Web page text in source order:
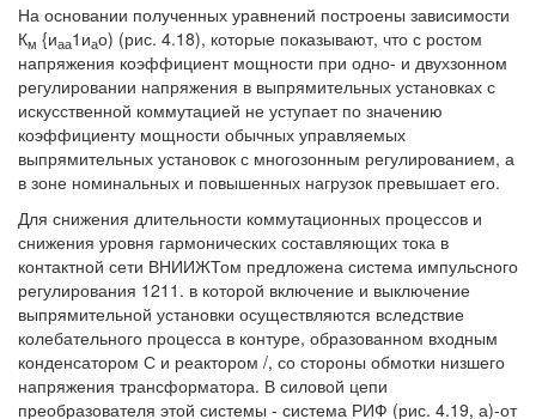
На основании полученных уравнений построены зависимости
Км {иаа1иао) (рис. 4.18), которые показывают, что с ростом
напряжения коэффициент мощности при одно- и двухзонном
регулировании напряжения в выпрямительных установках с
искусственной коммутацией не уступает по значению
коэффициенту мощности обычных управляемых
выпрямительных установок с многозонным регулированием, а
в зоне номинальных и повышенных нагрузок превышает его.
Для снижения длительности коммутационных процессов и
снижения уровня гармонических составляющих тока в
контактной сети ВНИИЖТом предложена система импульсного
регулирования 1211. в которой включение и выключение
выпрямительной установки осуществляются вследствие
колебательного процесса в контуре, образованном входным
конденсатором С и реактором /, со стороны обмотки низшего
напряжения трансформатора. В силовой цепи
преобразователя этой системы - система РИФ (рис. 4.19, а)-от